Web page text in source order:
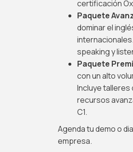
certificación
Paquete
dominar el
speaking y
Paquete
con un alto
Incluye
recursos
C1.
Agenda tu demo o
empresa.